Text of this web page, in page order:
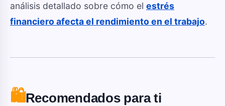
análisis detallado sobre cómo el estrés
financiero afecta el rendimiento en el trabajo.
🛍️Recomendados para ti